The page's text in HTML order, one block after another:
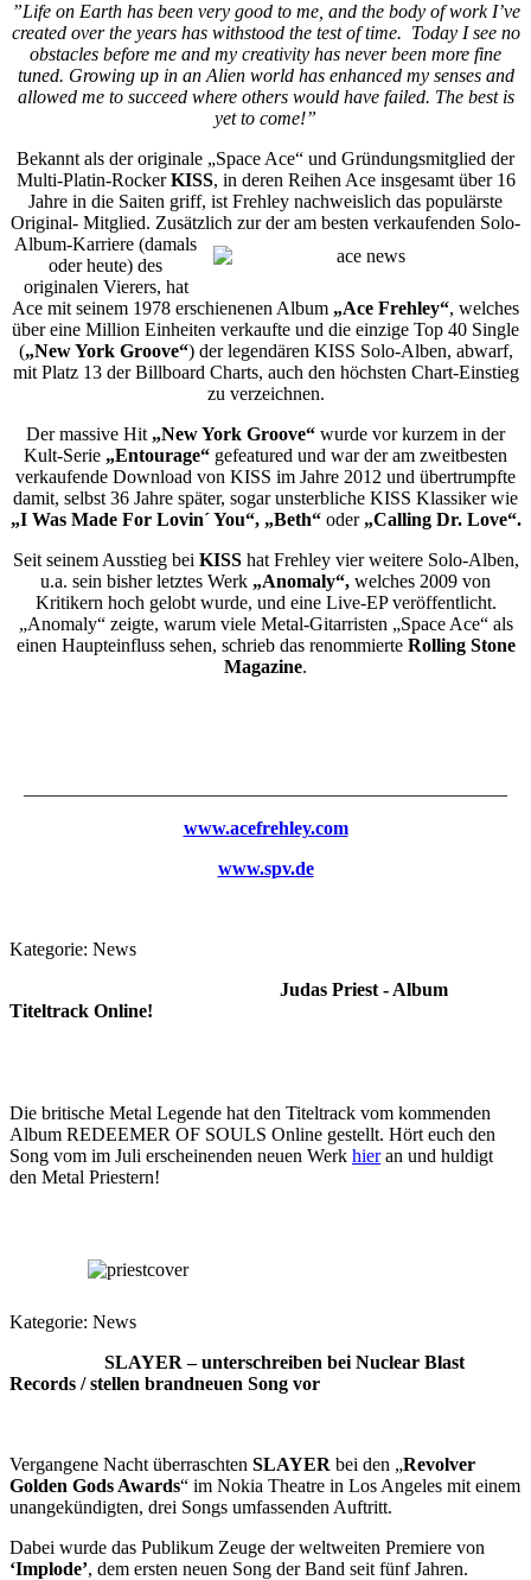
”Life on Earth has been very good to me, and the body of work I’ve
created over the years has withstood the test of time. Today I see no
obstacles before me and my creativity has never been more fine
tuned. Growing up in an Alien world has enhanced my senses and
allowed me to succeed where others would have failed. The best is
yet to come!”
Bekannt als der originale „Space Ace“ und Gründungsmitglied der
Multi-Platin-RockerKISS, in deren Reihen Ace insgesamt über 16
Jahre in die Saiten griff, ist Frehley nachweislich das populärste
Original- Mitglied. Zusätzlich zur der am besten verkaufenden Solo-
Album-Karriere (damals
oder heute) des
originalen Vierers, hat
Ace mit seinem 1978 erschienenen Album „Ace Frehley“, welches
über eine Million Einheiten verkaufte und die einzige Top 40 Single
(„New York Groove“) der legendären KISS Solo-Alben, abwarf,
mit Platz 13 der Billboard Charts, auch den höchsten Chart-Einstieg
zu verzeichnen.
Der massive Hit „New York Groove“ wurde vor kurzem in der
Kult-Serie „Entourage“ gefeatured und war der am zweitbesten
verkaufende Download von KISS im Jahre 2012 und übertrumpfte
damit, selbst 36 Jahre später, sogar unsterbliche KISS Klassiker wie
„I Was Made For Lovin´ You“, „Beth“oder „Calling Dr. Love“.
Seit seinem Ausstieg bei KISShat Frehley vier weitere Solo-Alben,
u.a. sein bisher letztes Werk „Anomaly“, welches 2009 von
Kritikern hoch gelobt wurde, und eine Live-EP veröffentlicht.
„Anomaly“ zeigte, warum viele Metal-Gitarristen „Space Ace“ als
einen Haupteinfluss sehen, schrieb das renommierte Rolling Stone
Magazine.
www.acefrehley.com
www.spv.de
Kategorie: News
Judas Priest - Album
Titeltrack Online!
Die britische Metal Legende hat den Titeltrack vom kommenden
Album REDEEMER OF SOULS Online gestellt. Hört euch den
Song vom im Juli erscheinenden neuen Werk hieran und huldigt
den Metal Priestern!
Kategorie: News
SLAYER – unterschreiben bei Nuclear Blast
Records / stellen brandneuen Song vor
Vergangene Nacht überraschten SLAYER bei den „Revolver
Golden Gods Awards“ im Nokia Theatre in Los Angeles mit einem
unangekündigten, drei Songs umfassenden Auftritt.
Dabei wurde das Publikum Zeuge der weltweiten Premiere von
‘Implode’, dem ersten neuen Song der Band seit fünf Jahren.